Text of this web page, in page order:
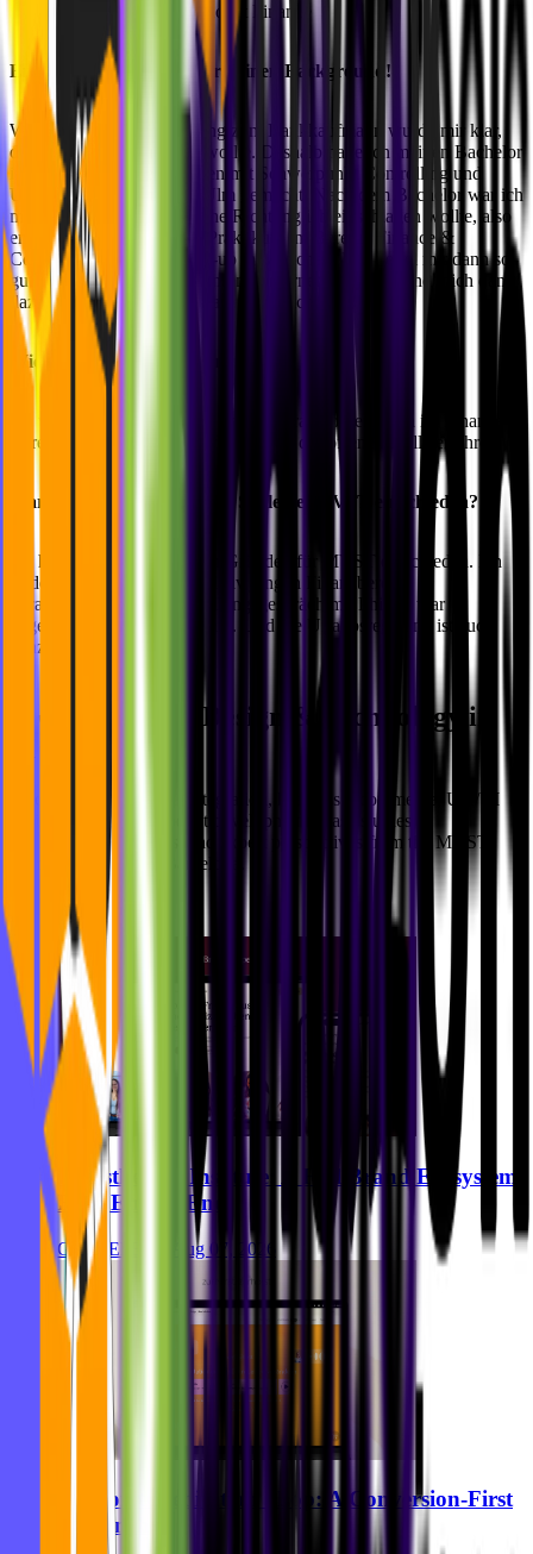
Position: Werkstudent Finance
Erzähl uns ein wenig über deinen Background!
Während meiner Ausbildung zum Bankkaufmann wurde mir klar,
dass ich danach studieren wollte. Deshalb habe ich meinen Bachelor
in Wirtschaftswissenschaften mit Schwerpunkt Controlling und
Unternehmensführung in Ulm gemacht. Nach dem Bachelor war ich
mir nicht ganz sicher, welche Richtung ich einschlagen wollte, also
entschied ich mich für ein Praktikum im Bereich Finance &
Controlling bei einem Start-up in München. Das gefiel mir dann so
gut, dass ich als Werkstudent im Unternehmen blieb und mich dann
dazu entschloss, meinen Master zu machen.
Wie hast du von MVST erfahren?
Ich war auf der Suche nach neuen Herausforderungen im Finance-
Bereich und habe über Workwise von der offenen Stelle erfahren.
Warum hast du dich für die Stelle bei MVST entschieden?
Ich habe mich aus mehreren Gründen für MVST entschieden. Ich
finde es spannend, einen relativ jungen Finanzbereich
voranzutreiben. Das Vorstellungsgespräch mit Philipp war
angenehm und sehr entspannt. Und die Urlaubsregelung ist auch
ganz nett!
Ideas, Design & Technology in
Practical insights on AI integration, headless e-commerce, UX/UI
design, and digital product development. Case studies,
implementation guides, and expert perspectives from the MVST
team in Munich and Barcelona.
See all blog articles
Breastkeeper Institute: A Full Brand Ecosystem,
Built End-to-End
Ghida El Badri Aug 07, 2026
Zurhorst Meditation Shop: A Conversion-First
Relaunch